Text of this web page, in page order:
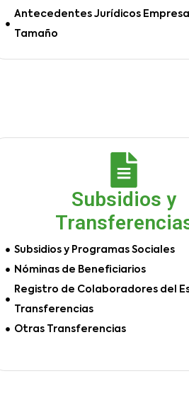
Antecedentes Jurídicos
Tamaño
Subsidios y
Subsidios y Programas Sociales
Nóminas de Beneficiarios
Registro de Colaboradores del
Transferencias
Otras Transferencias